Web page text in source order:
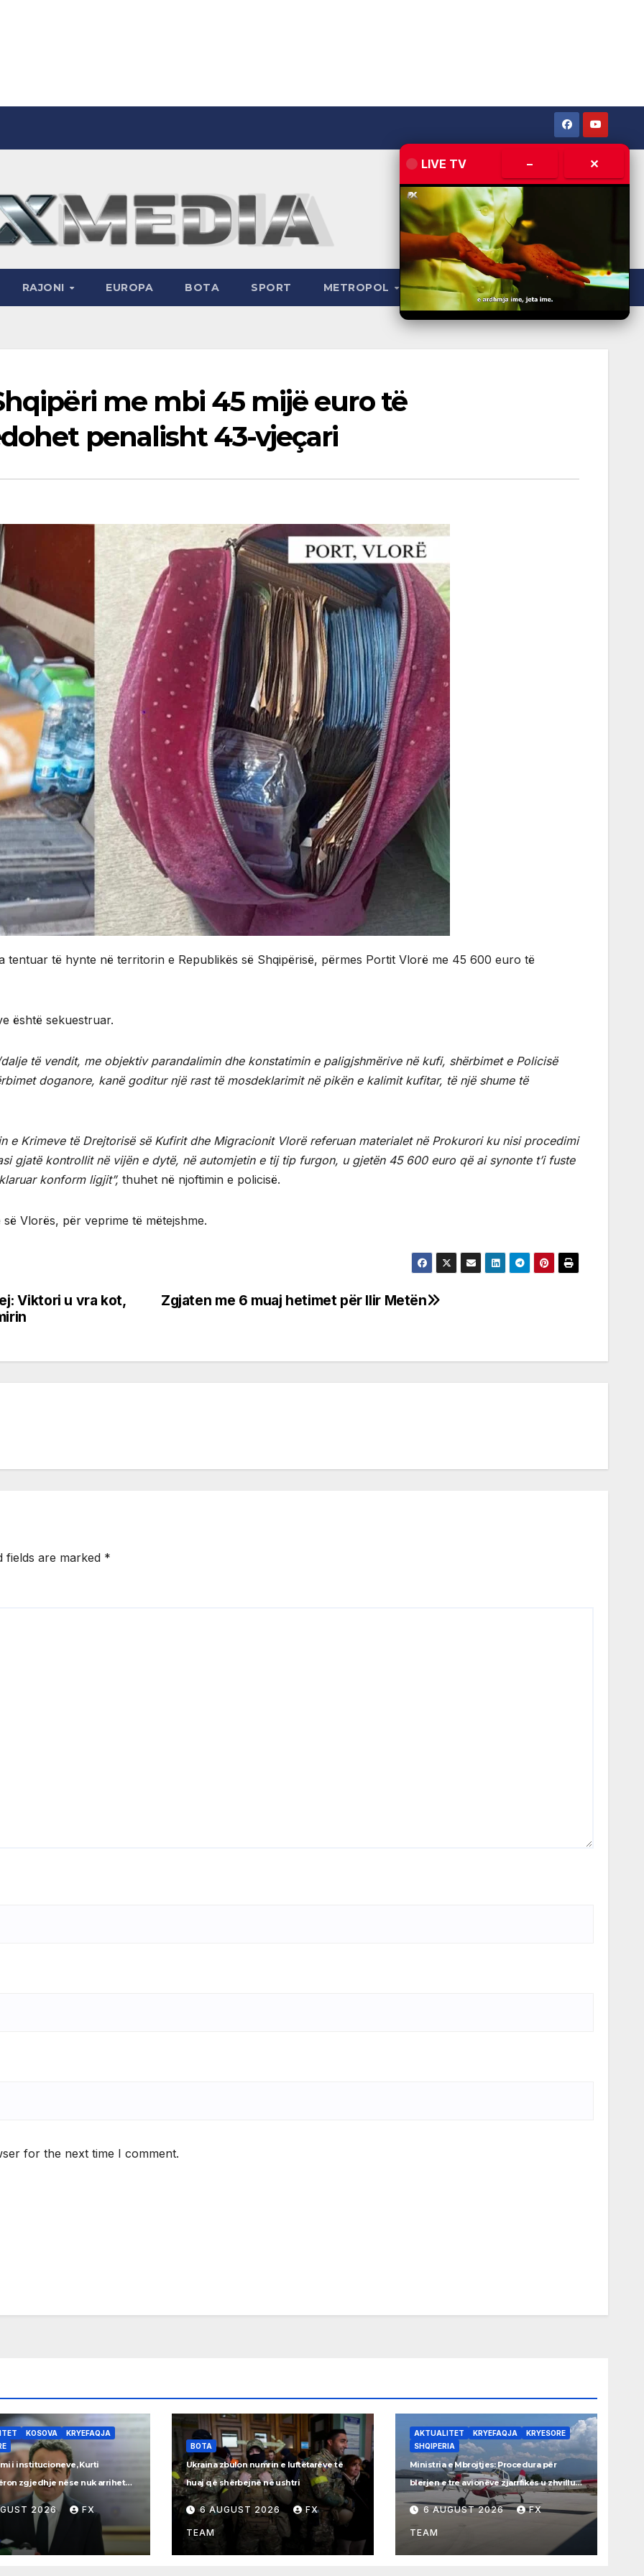
RAJONI EUROPA BOTA SPORT METROPOL LIVE
me mbi 45 mijë euro të
penalisht 43-vjeçari
tentuar të hynte në territorin e Republikës së Shqipërisë, përmes Portit Vlorë me 45 600 euro të
është sekuestruar.
të vendit, me objektiv parandalimin dhe konstatimin e paligjshmërive në kufi, shërbimet e Policisë
doganore, kanë goditur një rast të mosdeklarimit në pikën e kalimit kufitar, të një shume të
e Krimeve të Drejtorisë së Kufirit dhe Migracionit Vlorë referuan materialet në Prokurori ku nisi procedimi
gjatë kontrollit në vijën e dytë, në automjetin e tij tip furgon, u gjetën 45 600 euro që ai synonte t’i fuste
konform ligjit”, thuhet në njoftimin e policisë.
Vlorës, për veprime të mëtejshme.
Zgjaten me 6 muaj hetimet për Ilir Metën
Viktori u vra kot,
fields are marked *
for the next time I comment.
KOSOVA
KRYEFAQJA
i institucioneve, Kurti
zgjedhje nëse nuk arrihet
2026 FX
BOTA
Ukraina zbulon numrin e luftëtarëve të
huaj që shërbejnë në ushtri
6 AUGUST 2026 FX
TEAM
AKTUALITET KRYEFAQJA
KRYESORE
SHQIPERIA
Ministria e Mbrojtjes: Procedura për
blerjen e tre avionëve zjarrfikës u zhvillua
sipas ligjit
6 AUGUST 2026 FX
TEAM
LIVE TV – ✕